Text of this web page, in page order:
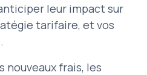
leur impact sur
tarifaire, et vos
frais, les